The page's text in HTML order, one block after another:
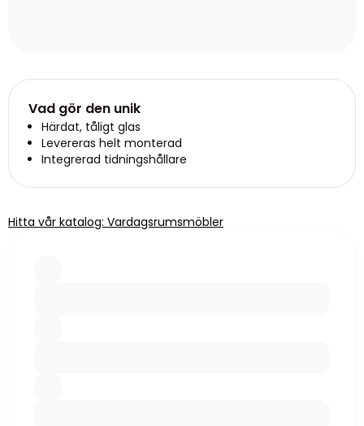
Vad gör den unik
Härdat, tåligt glas
Levereras helt monterad
Integrerad tidningshållare
Hitta vår katalog: Vardagsrumsmöbler